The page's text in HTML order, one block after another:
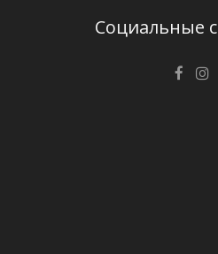
Социальные